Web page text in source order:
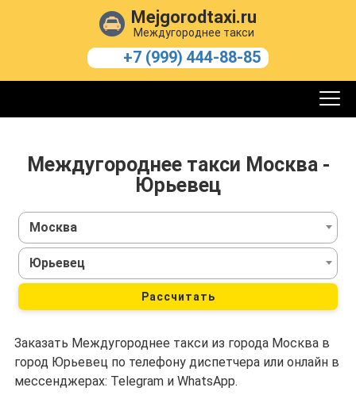
Mejgorodtaxi.ru
Междугороднее такси
+7 (999) 444-88-85
Междугороднее такси Москва -
Юрьевец
Москва
Юрьевец
Рассчитать
Заказать Междугороднее такси из города Москва в
город Юрьевец по телефону диспетчера или онлайн в
мессенджерах: Telegram и WhatsApp.